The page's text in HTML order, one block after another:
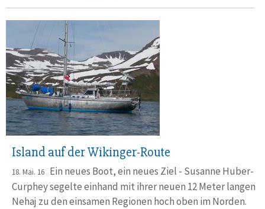
Island auf der Wikinger-Route
18. Mai. 16 Ein neues Boot, ein neues Ziel - Susanne Huber-
Curphey segelte einhand mit ihrer neuen 12 Meter langen
Nehaj zu den einsamen Regionen hoch oben im Norden.